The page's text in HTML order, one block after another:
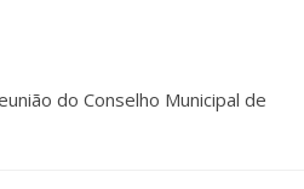
do Conselho Municipal de